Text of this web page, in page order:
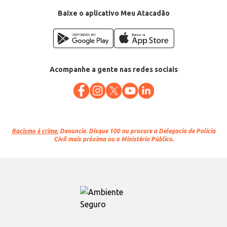
Baixe o aplicativo Meu Atacadão
Acompanhe a gente nas redes sociais
Racismo é crime. Denuncie. Disque 100 ou procure a Delegacia de Polícia
Civil mais próxima ou o Ministério Público.